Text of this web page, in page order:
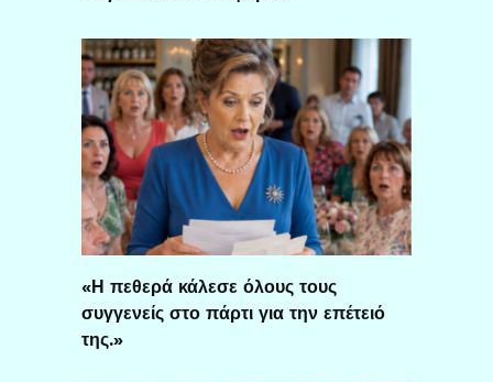
«Η πεθερά κάλεσε όλους τους
συγγενείς στο πάρτι για την επέτειό
της.»